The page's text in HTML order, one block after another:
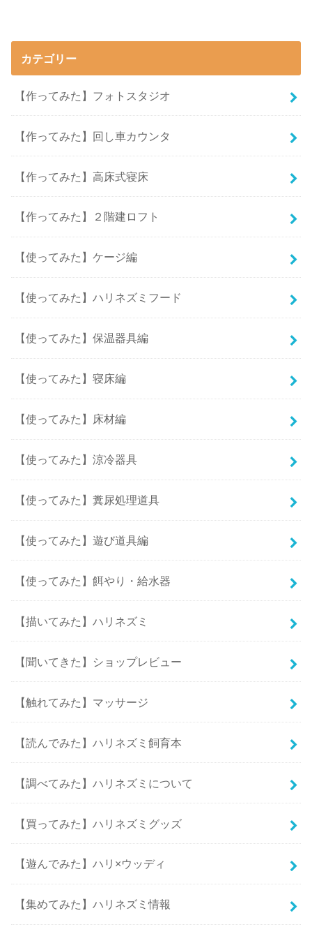
カテゴリー
【作ってみた】フォトスタジオ
【作ってみた】回し車カウンタ
【作ってみた】高床式寝床
【作ってみた】２階建ロフト
【使ってみた】ケージ編
【使ってみた】ハリネズミフード
【使ってみた】保温器具編
【使ってみた】寝床編
【使ってみた】床材編
【使ってみた】涼冷器具
【使ってみた】糞尿処理道具
【使ってみた】遊び道具編
【使ってみた】餌やり・給水器
【描いてみた】ハリネズミ
【聞いてきた】ショップレビュー
【触れてみた】マッサージ
【読んでみた】ハリネズミ飼育本
【調べてみた】ハリネズミについて
【買ってみた】ハリネズミグッズ
【遊んでみた】ハリ×ウッディ
【集めてみた】ハリネズミ情報